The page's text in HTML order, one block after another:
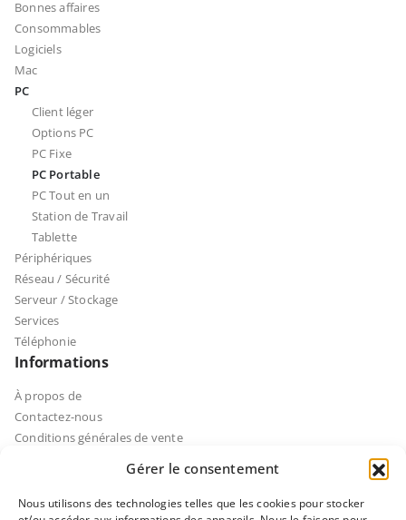
Gérer le consentement
Nous utilisons des technologies telles que les cookies pour stocker
Bonnes affaires
Consommables
Logiciels
Mac
PC
Client léger
Options PC
PC Fixe
PC Portable
PC Tout en un
Station de Travail
Tablette
Périphériques
Réseau / Sécurité
Serveur / Stockage
Services
Téléphonie
Informations
À propos de
Contactez-nous
Conditions générales de vente
Service client